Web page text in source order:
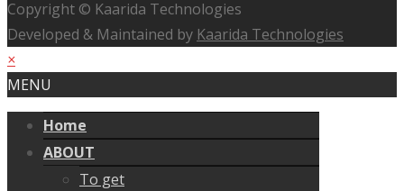
Copyright © Kaarida Technologies
Developed & Maintained by Kaarida Technologies
×
MENU
Home
ABOUT
To get